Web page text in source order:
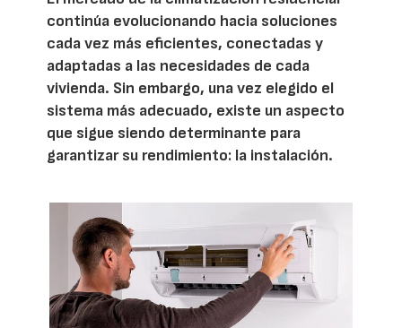
continúa evolucionando hacia soluciones
cada vez más eficientes, conectadas y
adaptadas a las necesidades de cada
vivienda. Sin embargo, una vez elegido el
sistema más adecuado, existe un aspecto
que sigue siendo determinante para
garantizar su rendimiento: la instalación.